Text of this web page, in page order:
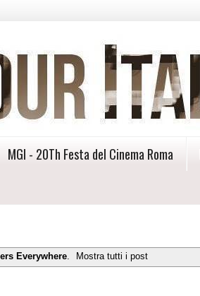
MGI - 20Th Festa del Cinema Roma
Everywhere. Mostra tutti i post